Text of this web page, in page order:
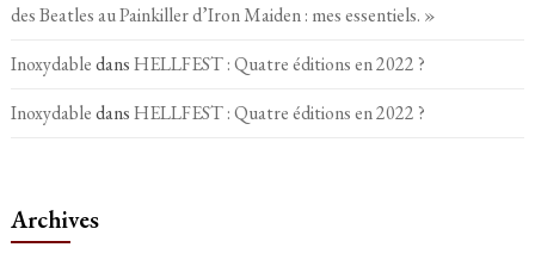
des Beatles au Painkiller d’Iron Maiden : mes essentiels. »
InoxydabledansHELLFEST : Quatre éditions en 2022 ?
InoxydabledansHELLFEST : Quatre éditions en 2022 ?
Archives